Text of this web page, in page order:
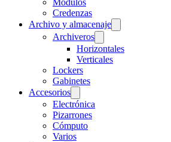
Módulos
Credenzas
Archivo y almacenaje
Archiveros
Horizontales
Verticales
Lockers
Gabinetes
Accesorios
Electrónica
Pizarrones
Cómputo
Varios